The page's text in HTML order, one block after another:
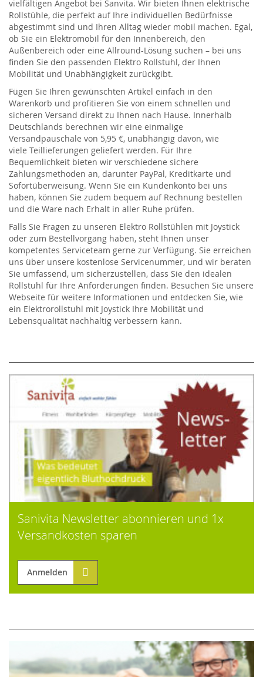
Sanivita Newsletter abonnieren und 1x
Versandkosten sparen
Anmelden
vielfältigen Angebot bei Sanvita. Wir bieten Ihnen e lektrische
Rollstühle, die perfekt auf Ihre individuellen Bedürfnisse
abgestimmt sind und Ihren Alltag wieder mobil machen. Egal,
ob Sie ein Elektromobil für den Innenbereich, den
Außenbereich oder eine Allround-Lösung suchen – bei uns
finden Sie den passenden Elektro Rollstuhl, der Ihnen
Mobilität und Unabhängigkeit zurückgibt.
Fügen Sie Ihren gewünschten Artikel einfach in den
Warenkorb und profitieren Sie von einem schnellen und
sicheren Versand direkt zu Ihnen nach Hause. Innerhalb
Deutschlands berechnen wir eine einmalige
Versandpauschale von 5,95 €, unabhängig davon, wie
viele Teillieferungen geliefert werden. Für Ihre
Bequemlichkeit bieten wir verschiedene sichere
Zahlungsmethoden an, darunter PayPal, Kreditkarte und
Sofortüberweisung. Wenn Sie ein Kundenkonto bei uns
haben, können Sie zudem bequem auf Rechnung bestellen
und die Ware nach Erhalt in aller Ruhe prüfen.
Falls Sie Fragen zu unseren Elektro Rollstühlen mit Joystick
oder zum Bestellvorgang haben, steht Ihnen unser
kompetentes Serviceteam gerne zur Verfügung. Sie erreichen
uns über unsere kostenlose Servicenummer, und wir beraten
Sie umfassend, um sicherzustellen, dass Sie den idealen
Rollstuhl für Ihre Anforderungen finden. Besuchen Sie unsere
Webseite für weitere Informationen und entdecken Sie, wie
ein Elektrorollstuhl mit Joystick Ihre Mobilität und
Lebensqualität nachhaltig verbessern kann.